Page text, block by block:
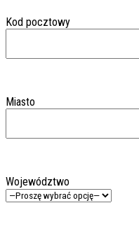
Kod pocztowy
Miasto
Województwo